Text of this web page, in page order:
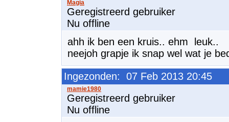
Geregistreerd gebruiker
Nu offline
ahh ik ben een kruis.. ehm leuk..
neejoh grapje ik snap wel wat je
Ingezonden: 07 Feb 2013 20:45
Geregistreerd gebruiker
Nu offline